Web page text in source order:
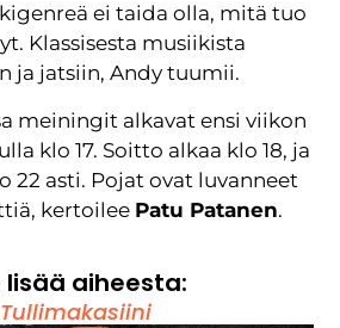
ei taida olla, mitä tuo
Klassisesta musiikista
ja jatsiin, Andy tuumii.
meiningit alkavat ensi viikon
klo 17. Soitto alkaa klo 18, ja
22 asti. Pojat ovat luvanneet
kertoilee Patu Patanen.
lisää aiheesta:
Tullimakasiini